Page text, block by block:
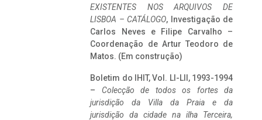
EXISTENTES NOS ARQUIVOS DE
LISBOA – CATÁLOGO, Investigação de
Carlos Neves e Filipe Carvalho –
Coordenação de Artur Teodoro de
Matos. (Em construção)
Boletim do IHIT, Vol. LI-LII, 1993-1994
– Colecção de todos os fortes da
jurisdição da Villa da Praia e da
jurisdição da cidade na ilha Terceira,